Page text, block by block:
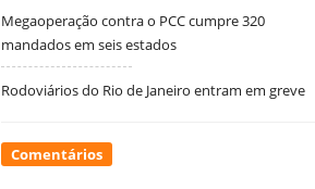
Megaoperação contra o PCC cumpre 320
mandados em seis estados
Rodoviários do Rio de Janeiro entram em greve
Comentários